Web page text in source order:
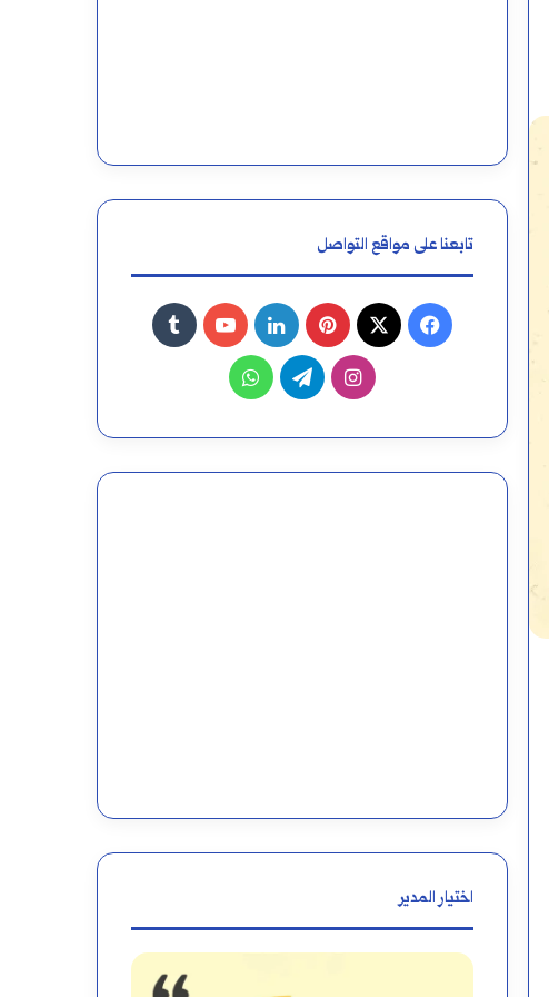
تابعنا على مواقع التواصل
فيسبوك
‫X بينتيريستلينكدإن‫YouTube
‏Tumblr
انستقرامتيلقرامواتساب
اختيار المدير
كيفية
خطة